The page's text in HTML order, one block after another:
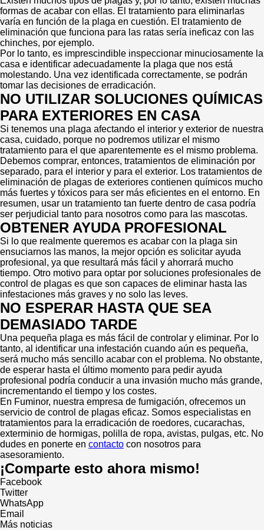
formas de acabar con ellas. El tratamiento para eliminarlas
varía en función de la plaga en cuestión. El tratamiento de
eliminación que funciona para las ratas sería ineficaz con las
chinches, por ejemplo.
Por lo tanto, es imprescindible inspeccionar minuciosamente la
casa e identificar adecuadamente la plaga que nos está
molestando. Una vez identificada correctamente, se podrán
tomar las decisiones de erradicación.
NO UTILIZAR SOLUCIONES QUÍMICAS
PARA EXTERIORES EN CASA
Si tenemos una plaga afectando el interior y exterior de nuestra
casa, cuidado, porque no podremos utilizar el mismo
tratamiento para el que aparentemente es el mismo problema.
Debemos comprar, entonces, tratamientos de eliminación por
separado, para el interior y para el exterior. Los tratamientos de
eliminación de plagas de exteriores contienen químicos mucho
más fuertes y tóxicos para ser más eficientes en el entorno. En
resumen, usar un tratamiento tan fuerte dentro de casa podría
ser perjudicial tanto para nosotros como para las mascotas.
OBTENER AYUDA PROFESIONAL
Si lo que realmente queremos es acabar con la plaga sin
ensuciarnos las manos, la mejor opción es solicitar ayuda
profesional, ya que resultará más fácil y ahorrará mucho
tiempo. Otro motivo para optar por soluciones profesionales de
control de plagas es que son capaces de eliminar hasta las
infestaciones más graves y no solo las leves.
NO ESPERAR HASTA QUE SEA
DEMASIADO TARDE
Una pequeña plaga es más fácil de controlar y eliminar. Por lo
tanto, al identificar una infestación cuando aún es pequeña,
será mucho más sencillo acabar con el problema. No obstante,
de esperar hasta el último momento para pedir ayuda
profesional podría conducir a una invasión mucho más grande,
incrementando el tiempo y los costes.
En Fuminor, nuestra empresa de fumigación, ofrecemos un
servicio de control de plagas eficaz. Somos especialistas en
tratamientos para la erradicación de roedores, cucarachas,
exterminio de hormigas, polilla de ropa, avistas, pulgas, etc. No
dudes en ponerte en contacto con nosotros para
asesoramiento.
¡Comparte esto ahora mismo!
Facebook
Twitter
WhatsApp
Email
Más noticias